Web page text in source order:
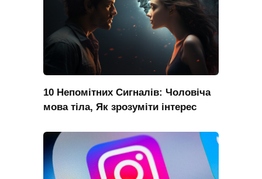
10 Непомітних Сигналів: Чоловіча
мова тіла, Як зрозуміти інтерес